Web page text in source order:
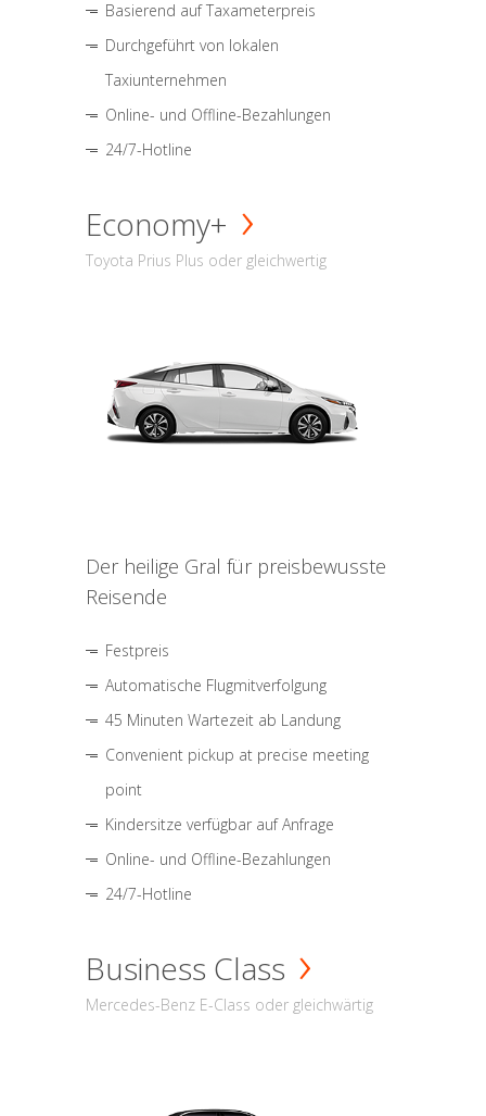
Basierend auf Taxameterpreis
Durchgeführt von lokalen
Taxiunternehmen
Online- und Offline-Bezahlungen
24/7-Hotline
Economy+
Toyota Prius Plus oder gleichwertig
Der heilige Gral für preisbewusste
Reisende
Festpreis
Automatische Flugmitverfolgung
45 Minuten Wartezeit ab Landung
Convenient pickup at precise meeting
point
Kindersitze verfügbar auf Anfrage
Online- und Offline-Bezahlungen
24/7-Hotline
Business Class
Mercedes-Benz E-Class oder gleichwärtig